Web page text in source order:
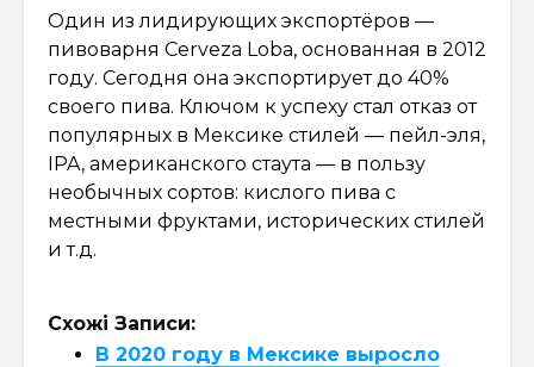
Один из лидирующих экспортёров —
пивоварня Cerveza Loba, основанная в 2012
году. Сегодня она экспортирует до 40%
своего пива. Ключом к успеху стал отказ от
популярных в Мексике стилей — пейл-эля,
IPA, американского стаута — в пользу
необычных сортов: кислого пива с
местными фруктами, исторических стилей
и т.д.
Схожі Записи:
В 2020 году в Мексике выросло